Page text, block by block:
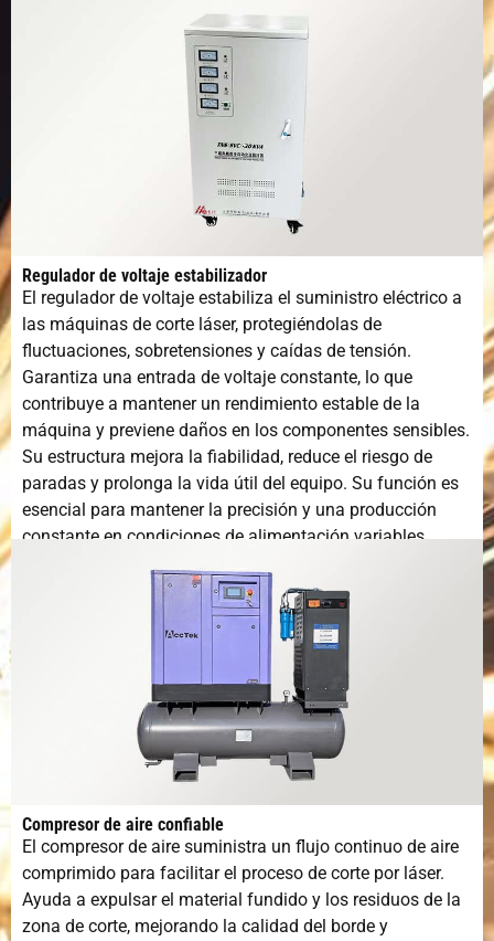
380V 50Hz/60Hz
Regulador de voltaje estabilizador
El regulador de voltaje estabiliza el suministro eléctrico a
las máquinas de corte láser, protegiéndolas de
fluctuaciones, sobretensiones y caídas de tensión.
Garantiza una entrada de voltaje constante, lo que
contribuye a mantener un rendimiento estable de la
máquina y previene daños en los componentes sensibles.
Su estructura mejora la fiabilidad, reduce el riesgo de
paradas y prolonga la vida útil del equipo. Su función es
esencial para mantener la precisión y una producción
constante en condiciones de alimentación variables.
Compresor de aire confiable
El compresor de aire suministra un flujo continuo de aire
comprimido para facilitar el proceso de corte por láser.
Ayuda a expulsar el material fundido y los residuos de la
zona de corte, mejorando la calidad del borde y